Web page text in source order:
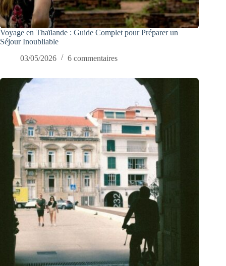
Voyage en Thaïlande : Guide Complet pour Préparer un
Séjour Inoubliable
03/05/2026
6 commentaires